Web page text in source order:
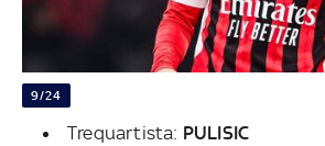
9/24
Trequartista: PULISIC